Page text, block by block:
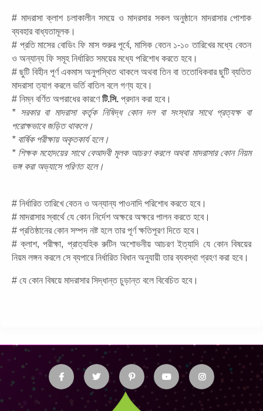
# মাদরাসা ক্লাশ চলাকালীন সময়ে ও মাদরসার সকল অনুষ্ঠানে মাদরাসার পোশাক
ব্যবহার বাধ্যতামূলক।
# প্রতি মাসের বোডিং ফি মাস শুরুর পূর্বে, মাসিক বেতন ১-১০ তারিখের মধ্যে বেতন
ও অন্যান্য ফি সমূহ নির্ধারিত সময়ের মধ্যে পরিশোধ করতে হবে।
# ছুটি বিহীন পূর্ণ একমাস অনুপস্থিত থাকলে অথবা তিন বা ততোধিকবার ছুটি ব্যতিত
মাদরাসা ত্যাগ করলে ভর্তি বাতিল বলে গণ্য হবে।
# নিম্ন বর্ণিত অপরাধের কারণে টি.সি. প্রদান করা হবে।
* সরকার বা মাদরাসা কর্তৃক নিষিদ্ধ কোন দল বা সংস্থার সাথে প্রত্যক্ষ বা
পরোক্ষভাবে জড়িত থাকলে।
* বার্ষিক পরীক্ষায় অকৃতকার্য হলে।
* শিক্ষক মহোদয়ের সাথে বেআদবী মূলক আচরণ করলে অথবা মাদরাসার কোন নিয়ম
ভঙ্গ করা অভ্যাসে পরিণত হলে।
# নির্ধারিত তারিখে বেতন ও অন্যান্য পাওনাদি পরিশোধ করতে হবে।
# মাদরাসার স্বার্থে যে কোন নির্দেশ অক্ষরে অক্ষরে পালন করতে হবে।
# প্রতিষ্ঠানের কোন সম্পদ নষ্ট হলে তার পূর্ণ ক্ষতিপূরণ দিতে হবে।
# ক্লাশ, পরীক্ষা, প্রাত্যহিক রুটিন অশোভনীয় আচরণ ইত্যাদি যে কোন বিষয়ের
নিয়ম লঙ্গন করলে সে ব্যপারে নির্ধারিত বিধান অনুযায়ী তার ব্যবস্থা গ্রহণ করা হবে।
# যে কোন বিষয়ে মাদরাসার সিদ্ধান্ত চুড়ান্ত বলে বিবেচিত হবে।